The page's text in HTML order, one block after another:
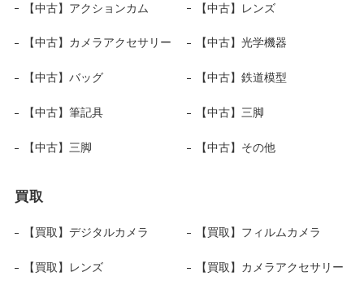
【中古】アクションカム 【中古】レンズ
【中古】カメラアクセサリー 【中古】光学機器
【中古】バッグ 【中古】鉄道模型
【中古】筆記具 【中古】三脚
【中古】三脚 【中古】その他
買取
【買取】デジタルカメラ 【買取】フィルムカメラ
【買取】レンズ 【買取】カメラアクセサリー